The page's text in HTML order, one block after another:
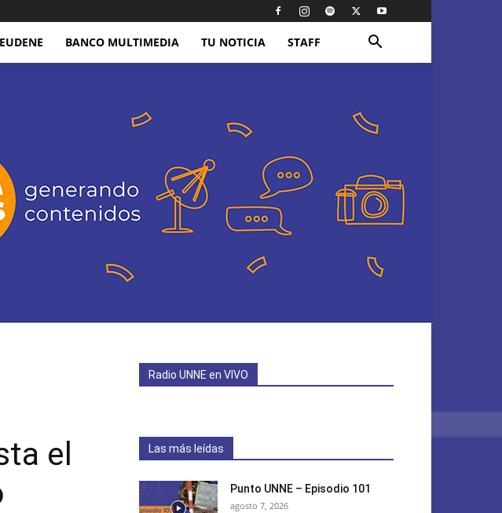
EUDENE BANCO MULTIMEDIA TU NOTICIA STAFF
el
Radio UNNE en VIVO
Las más leídas
Punto UNNE – Episodio 101
agosto 7, 2026